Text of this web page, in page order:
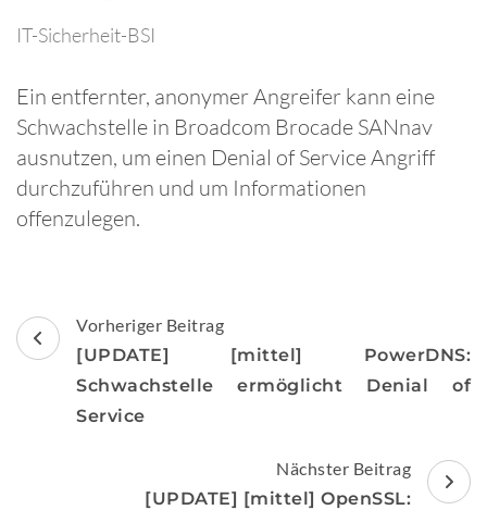
IT-Sicherheit-BSI
Ein entfernter, anonymer Angreifer kann eine
Schwachstelle in Broadcom Brocade SANnav
ausnutzen, um einen Denial of Service Angriff
durchzuführen und um Informationen
offenzulegen.
Beitragsnavigation
Vorheriger Beitrag
[UPDATE] [mittel] PowerDNS:
Schwachstelle ermöglicht Denial of
Service
Nächster Beitrag
[UPDATE] [mittel] OpenSSL: